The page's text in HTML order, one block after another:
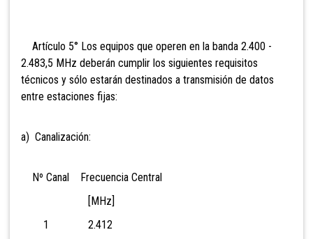
Artículo 5° Los equipos que operen en la banda 2.400 -
2.483,5 MHz deberán cumplir los siguientes requisitos
técnicos y sólo estarán destinados a transmisión de datos
entre estaciones fijas:
a) Canalización:
Nº Canal Frecuencia Central
[MHz]
1 2.412